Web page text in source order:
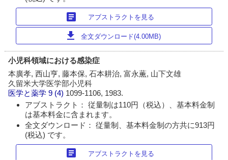
article アブストラクトを見る
download 全文ダウンロード(4.00MB)
小児科領域における感染症
本廣孝, 西山亨, 藤本保, 石本耕治, 富永薫, 山下文雄
久留米大学医学部小児科
医学と薬学 9 (4) 1099-1106, 1983.
アブストラクト： 従量制は110円（税込）、基本料金制
は基本料金に含まれます。
全文ダウンロード： 従量制、基本料金制の方共に913円
(税込) です。
article アブストラクトを見る